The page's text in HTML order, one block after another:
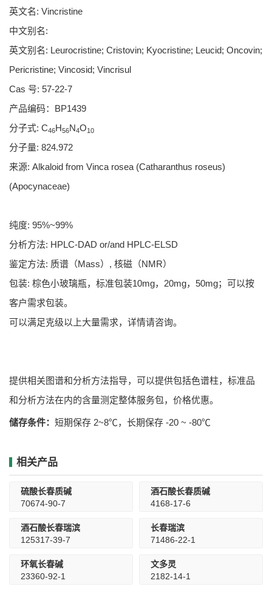
英文名: Vincristine
中文别名:
英文别名: Leurocristine; Cristovin; Kyocristine; Leucid; Oncovin;
Pericristine; Vincosid; Vincrisul
Cas 号: 57-22-7
产品编码：BP1439
分子式: C46H56N4O10
分子量: 824.972
来源: Alkaloid from Vinca rosea (Catharanthus roseus)
(Apocynaceae)
纯度: 95%~99%
分析方法: HPLC-DAD or/and HPLC-ELSD
鉴定方法: 质谱（Mass）, 核磁（NMR）
包装: 棕色小玻璃瓶，标准包装10mg，20mg，50mg；可以按
客户需求包装。
可以满足克级以上大量需求，详情请咨询。
提供相关图谱和分析方法指导，可以提供包括色谱柱，标准品
和分析方法在内的含量测定整体服务包，价格优惠。
储存条件： 短期保存 2~8℃，长期保存 -20 ~ -80℃
相关产品
硫酸长春质碱
70674-90-7
酒石酸长春质碱
4168-17-6
酒石酸长春瑞滨
125317-39-7
长春瑞滨
71486-22-1
环氧长春碱
23360-92-1
文多灵
2182-14-1